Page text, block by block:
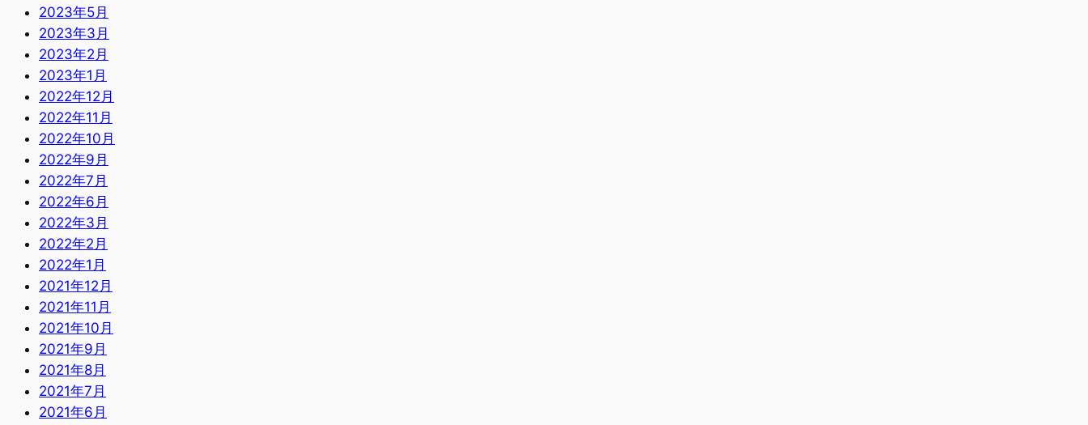
2023年5月
2023年3月
2023年2月
2023年1月
2022年12月
2022年11月
2022年10月
2022年9月
2022年7月
2022年6月
2022年3月
2022年2月
2022年1月
2021年12月
2021年11月
2021年10月
2021年9月
2021年8月
2021年7月
2021年6月